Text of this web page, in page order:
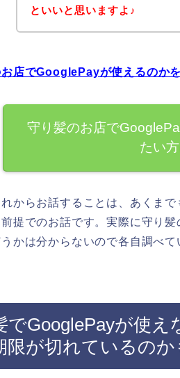
といいと思いますよ♪
店でGooglePayが使えるのか
守り髪のお店で
たい
からお話することは、あくま
提でのお話です。実際に守り
かは分からないので各自調べて
でGooglePayが使え
限が切れているのか